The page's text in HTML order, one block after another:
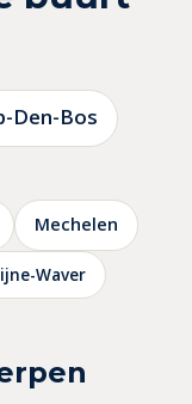
Den-Bos
Mechelen
Waver